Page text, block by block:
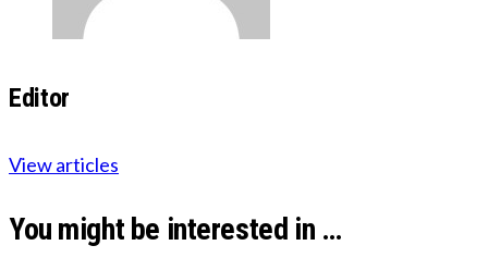
Editor
View articles
You might be interested in …